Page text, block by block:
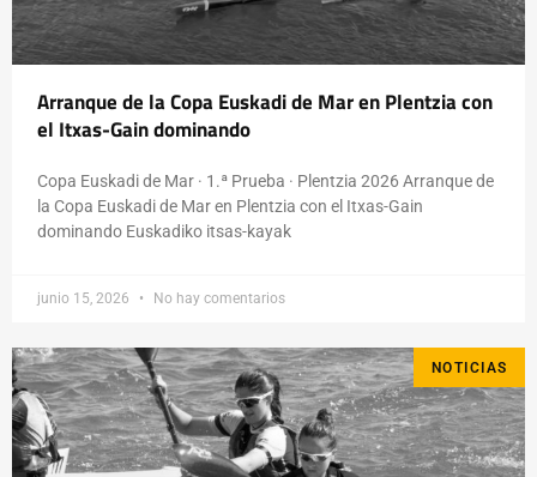
Arranque de la Copa Euskadi de Mar en Plentzia con
el Itxas-Gain dominando
Copa Euskadi de Mar · 1.ª Prueba · Plentzia 2026 Arranque de
la Copa Euskadi de Mar en Plentzia con el Itxas-Gain
dominando Euskadiko itsas-kayak
junio 15, 2026 No hay comentarios
NOTICIAS